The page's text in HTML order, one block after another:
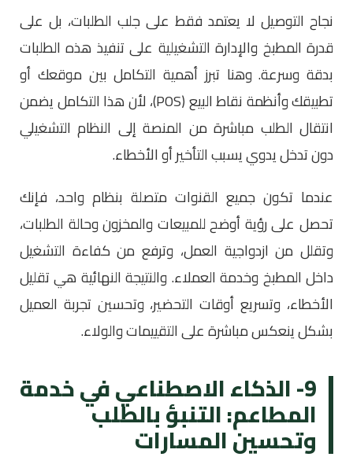
نجاح التوصيل لا يعتمد فقط على جلب الطلبات، بل على
قدرة المطبخ والإدارة التشغيلية على تنفيذ هذه الطلبات
بدقة وسرعة. وهنا تبرز أهمية التكامل بين موقعك أو
تطبيقك وأنظمة نقاط البيع (POS)، لأن هذا التكامل يضمن
انتقال الطلب مباشرة من المنصة إلى النظام التشغيلي
دون تدخل يدوي يسبب التأخير أو الأخطاء.
عندما تكون جميع القنوات متصلة بنظام واحد، فإنك
تحصل على رؤية أوضح للمبيعات والمخزون وحالة الطلبات،
وتقلل من ازدواجية العمل، وترفع من كفاءة التشغيل
داخل المطبخ وخدمة العملاء. والنتيجة النهائية هي تقليل
الأخطاء، وتسريع أوقات التحضير، وتحسين تجربة العميل
بشكل ينعكس مباشرة على التقييمات والولاء.
9- الذكاء الاصطناعي في خدمة
المطاعم: التنبؤ بالطلب
وتحسين المسارات